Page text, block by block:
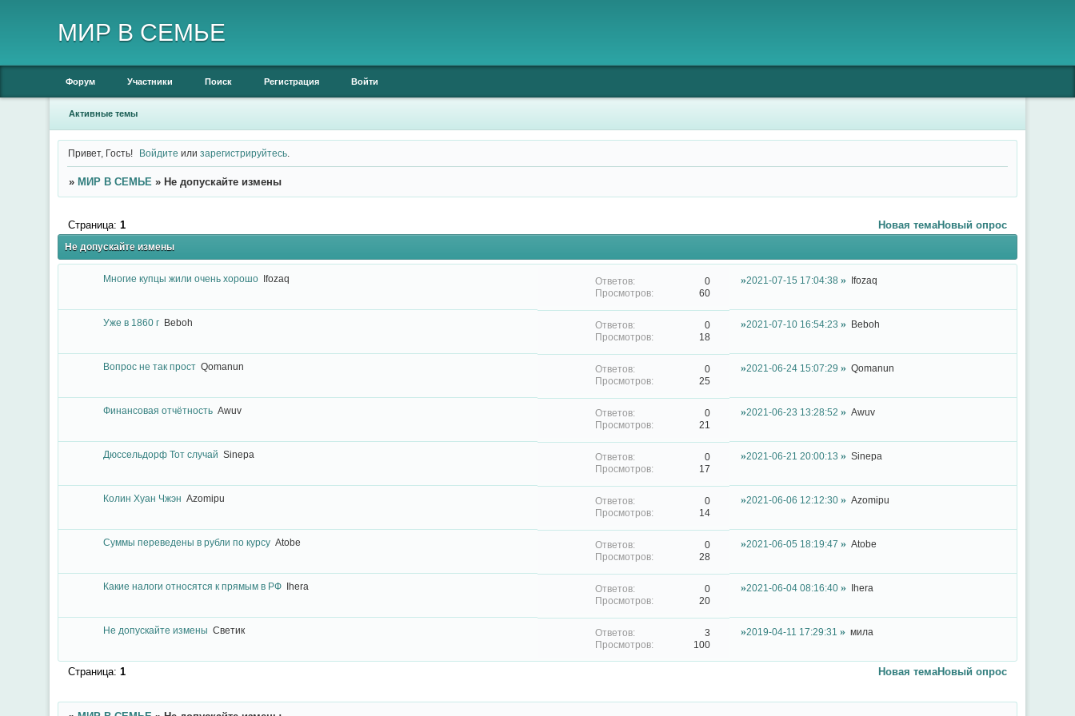
МИР В СЕМЬЕ
Форум Участники Поиск Регистрация Войти
Активные темы
Привет, Гость! Войдите илизарегистрируйтесь
» МИР В СЕМЬЕ » Не допускайте измены
Не допускайте измены
Страница: 1 Новая темаНовый опрос
Многие купцы жили очень хорошо Ifozaq
0
60
2021-07-15 17:04:38 Ifozaq
Уже в 1860 г Beboh
0
18
2021-07-10 16:54:23 Beboh
Вопрос не так прост Qomanun
0
25
2021-06-24 15:07:29 Qomanun
Финансовая отчётность Awuv
0
21
2021-06-23 13:28:52 Awuv
Дюссельдорф Тот случай Sinepa
0
17
2021-06-21 20:00:13 Sinepa
Колин Хуан Чжэн Azomipu
0
14
2021-06-06 12:12:30 Azomipu
Суммы переведены в рубли по курсу Atobe
0
28
2021-06-05 18:19:47 Atobe
Какие налоги относятся к прямым в РФ Ihera
0
20
2021-06-04 08:16:40 Ihera
Не допускайте измены Светик
3
100
2019-04-11 17:29:31 мила
Новая темаНовый опрос
Страница: 1